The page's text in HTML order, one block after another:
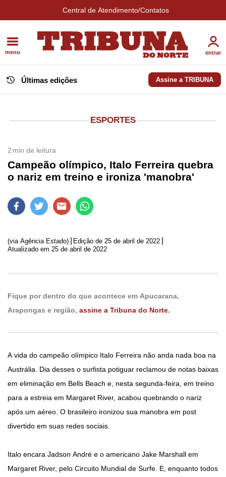
Central de Atendimento/Contatos
menu entrar
Últimas edições Assine a TRIBUNA
ESPORTES
2 min de leitura
Campeão olímpico, Italo Ferreira quebra
o nariz em treino e ironiza 'manobra'
(via Agência Estado) Edição de 25 de abril de 2022
Atualizado em 25 de abril de 2022
Fique por dentro do que acontece em Apucarana,
Arapongas e região, assine a Tribuna do Norte.
A vida do campeão olímpico Italo Ferreira não anda nada boa na
Austrália. Dia desses o surfista potiguar reclamou de notas baixas
em eliminação em Bells Beach e, nesta segunda-feira, em treino
para a estreia em Margaret River, acabou quebrando o nariz
após um aéreo. O brasileiro ironizou sua manobra em post
divertido em suas redes sociais.
Italo encara Jadson André e o americano Jake Marshall em
Margaret River, pelo Circuito Mundial de Surfe. E, enquanto todos